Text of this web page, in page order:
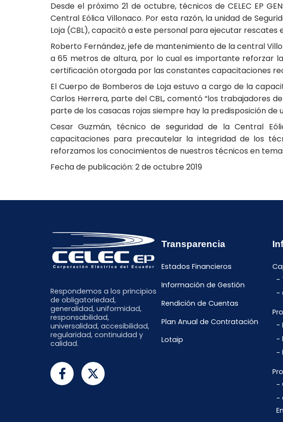
Desde el próximo 21 de octubre, técnicos de CELEC EP
Central Eólica Villonaco. Por esta razón, la unidad de
Loja (CBL), capacitó a este personal para ejecutar rescates
Roberto Fernández, jefe de mantenimiento de la central
a 65 metros de altura, por lo cual es importante reforzar
certificación otorgada por las constantes capacitaciones
El Cuerpo de Bomberos de Loja estuvo a cargo de la
Carlos Herrera, parte del CBL, comentó “los trabajadores
parte de los casacas rojas siempre hay la predisposición
Cesar Guzmán, técnico de seguridad de la Central
capacitaciones para precautelar la integridad de los
reforzamos los conocimientos de nuestros técnicos en
Fecha de publicación: 2 de octubre 2019
Respondemos a los principios
de obligatoriedad,
generalidad, uniformidad,
responsabilidad,
universalidad, accesibilidad,
regularidad, continuidad y
calidad.
Transparencia
Estados Financieros
Información de Gestión
Rendición de Cuentas
Plan Anual de Contratación
Lotaip